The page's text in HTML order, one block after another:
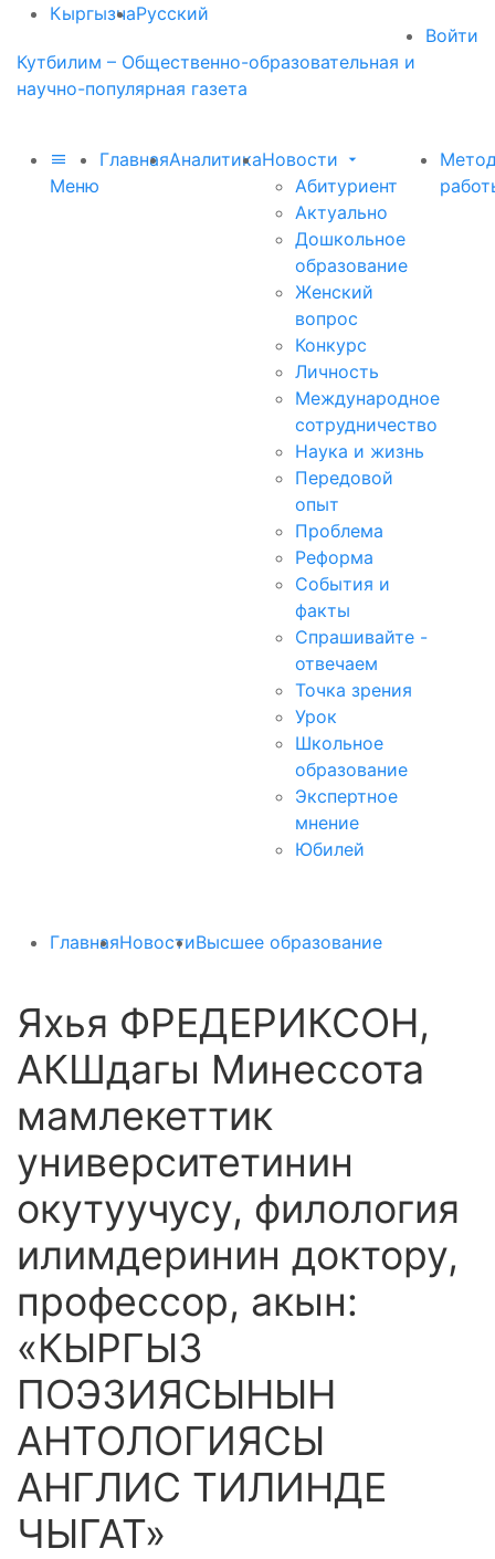
КыргызчаРусский
Войти
Кутбилим – Общественно-образовательная и
научно-популярная газета
Меню
ГлавнаяАналитикаНовости
Абитуриент
Актуально
Дошкольное
образование
Женский
вопрос
Конкурс
Личность
Международное
сотрудничество
Наука и жизнь
Передовой
опыт
Проблема
Реформа
События и
факты
Спрашивайте -
отвечаем
Точка зрения
Урок
Школьное
образование
Экспертное
мнение
Юбилей
ГлавнаяНовостиВысшее образование
Яхья ФРЕДЕРИКСОН,
АКШдагы Минессота
мамлекеттик
университетинин
окутуучусу, филология
илимдеринин доктору,
профессор, акын:
«КЫРГЫЗ
ПОЭЗИЯСЫНЫН
АНТОЛОГИЯСЫ
АНГЛИС ТИЛИНДЕ
ЧЫГАТ»